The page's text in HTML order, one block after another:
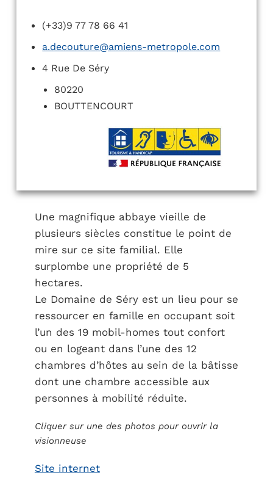
(+33)9 77 78 66 41
a.decouture@amiens-metropole.com
4 Rue De Séry
80220
BOUTTENCOURT
Une magnifique abbaye vieille de
plusieurs siècles constitue le point de
mire sur ce site familial. Elle
surplombe une propriété de 5
hectares.
Le Domaine de Séry est un lieu pour se
ressourcer en famille en occupant soit
l’un des 19 mobil-homes tout confort
ou en logeant dans l’une des 12
chambres d’hôtes au sein de la bâtisse
dont une chambre accessible aux
personnes à mobilité réduite.
Cliquer sur une des photos pour ouvrir la
visionneuse
Site internet